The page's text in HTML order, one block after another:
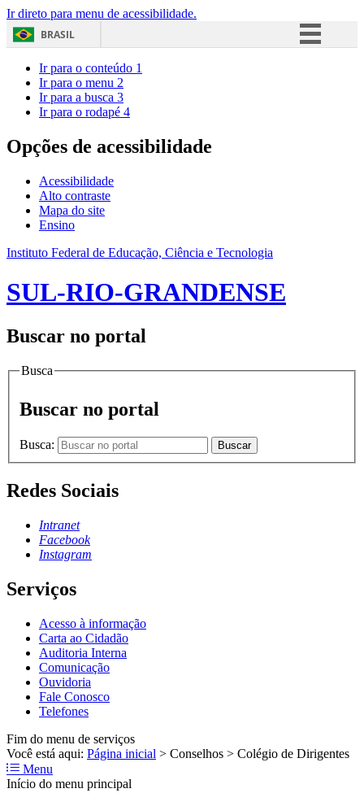
Ir direto para menu de acessibilidade.
BRASIL
Acesso à informação
Ir para o conteúdo 1
Ir para o menu 2
Ir para a busca 3
Ir para o rodapé 4
Opções de acessibilidade
Acessibilidade
Alto contraste
Mapa do site
Ensino
Instituto Federal de Educação, Ciência e Tecnologia
SUL-RIO-GRANDENSE
Buscar no portal
Busca
Buscar no portal
Busca: Buscar
Redes Sociais
Intranet
Facebook
Instagram
Serviços
Acesso à informação
Carta ao Cidadão
Auditoria Interna
Comunicação
Ouvidoria
Fale Conosco
Telefones
Fim do menu de serviços
Você está aqui: Página inicial > Conselhos > Colégio de Dirigentes
Menu
Início do menu principal